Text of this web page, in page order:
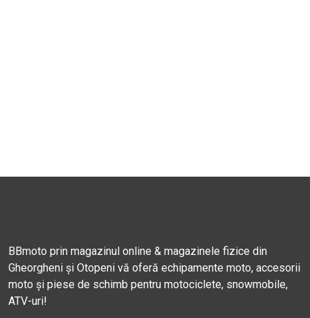
BBmoto prin magazinul online & magazinele fizice din
Gheorgheni și Otopeni vă oferă echipamente moto, accesorii
moto și piese de schimb pentru motociclete, snowmobile,
ATV-uri!